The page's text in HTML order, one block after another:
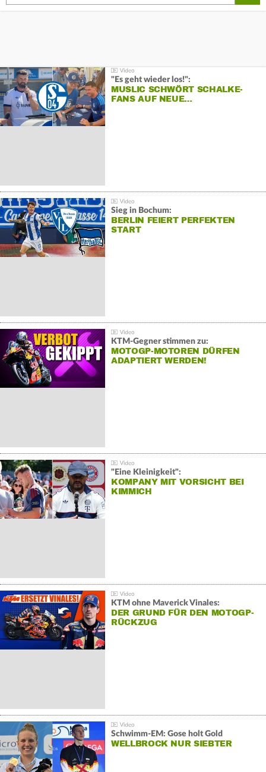
"Es geht wieder los!":
MUSLIC SCHWÖRT SCHALKE-
FANS AUF NEUE…
Sieg in Bochum:
BERLIN FEIERT PERFEKTEN
START
KTM-Gegner stimmen zu:
MOTOGP-MOTOREN DÜRFEN
ADAPTIERT WERDEN!
"Eine Kleinigkeit":
KOMPANY MIT VORSICHT BEI
KIMMICH
KTM ohne Maverick Vinales:
DER GRUND FÜR DEN MOTOGP-
RÜCKZUG
Schwimm-EM: Gose holt Gold
WELLBROCK NUR SIEBTER